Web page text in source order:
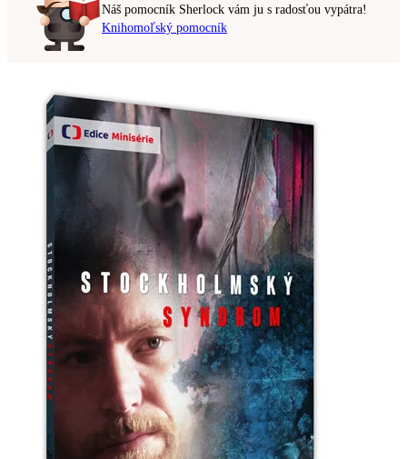
Náš pomocník Sherlock vám ju s radosťou vypátra!
Knihomoľský pomocník